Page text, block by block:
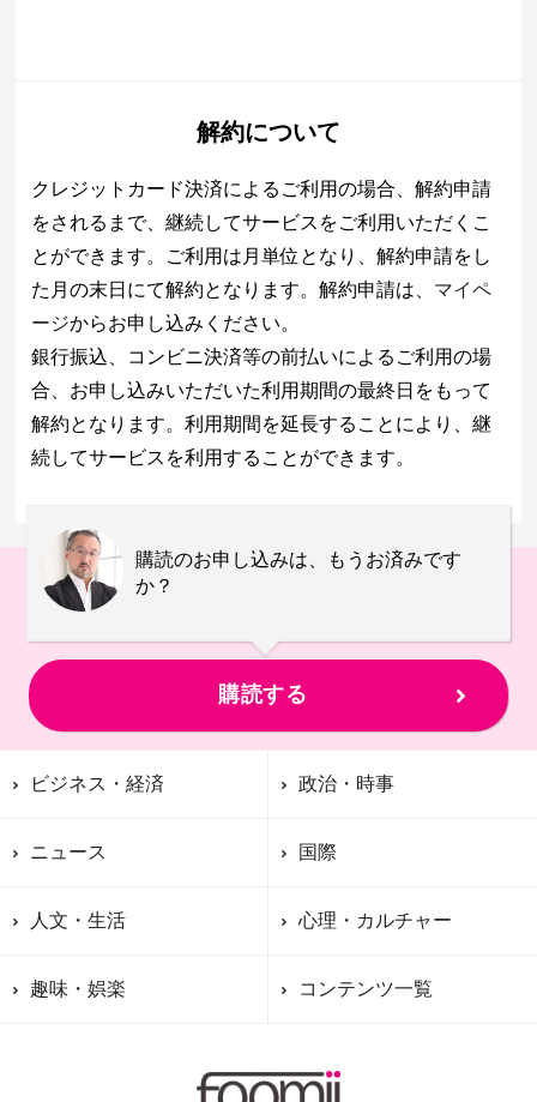
解約について
クレジットカード決済によるご利用の場合、解約申請
をされるまで、継続してサービスをご利用いただくこ
とができます。ご利用は月単位となり、解約申請をし
た月の末日にて解約となります。解約申請は、 マイペ
ージからお申し込みください。
銀行振込、コンビニ決済等の前払いによるご利用の場
合、お申し込みいただいた利用期間の最終日をもって
解約となります。利用期間を延長することにより、継
続してサービスを利用することができます。
購読のお申し込みは、もうお済みです
か？
購読する
ビジネス・経済 政治・時事
ニュース 国際
人文・生活 心理・カルチャー
趣味・娯楽 コンテンツ一覧